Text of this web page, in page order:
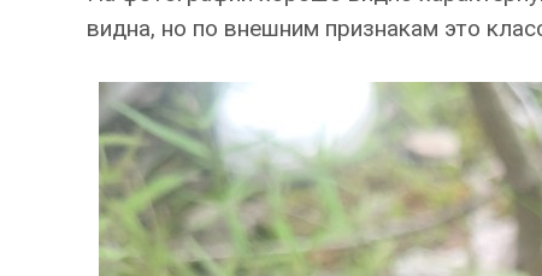
видна, но по внешним признакам это